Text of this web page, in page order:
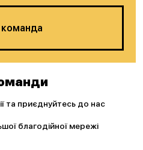
та приєднуйтесь до нас
благодійної мережі